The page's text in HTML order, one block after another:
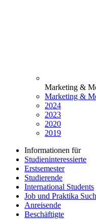
Marketing &
Marketing &
2024
2023
2020
2019
Informationen für
Studieninteressierte
Erstsemester
Studierende
International Students
Job und Praktika
Anreisende
Beschäftigte